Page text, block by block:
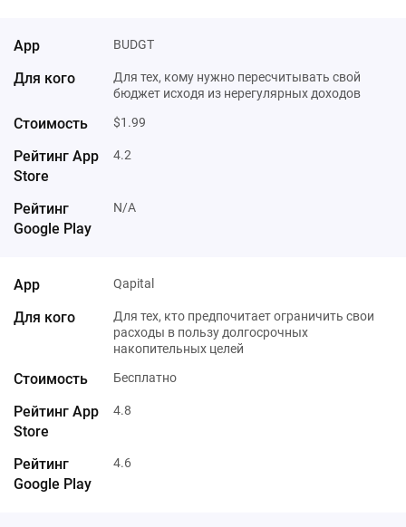
BUDGT
Для тех, кому нужно пересчитывать свой
бюджет исходя из нерегулярных доходов
$1.99
4.2
N/A
Qapital
Для тех, кто предпочитает ограничить свои
расходы в пользу долгосрочных
накопительных целей
Бесплатно
4.8
4.6